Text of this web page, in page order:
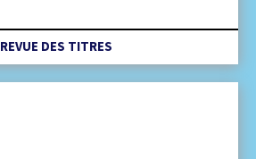
REVUE DES TITRES